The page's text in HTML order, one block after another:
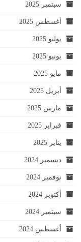
سبتمبر 2025
أغسطس 2025
يوليو 2025
يونيو 2025
مايو 2025
أبريل 2025
مارس 2025
فبراير 2025
يناير 2025
ديسمبر 2024
نوفمبر 2024
أكتوبر 2024
سبتمبر 2024
أغسطس 2024